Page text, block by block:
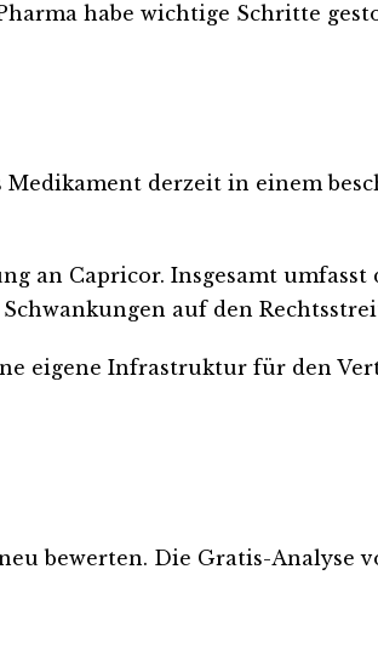
habe wichtige Schritte
derzeit in einem
an Capricor. Insgesamt umfasst
auf den
eigene Infrastruktur für den
bewerten. Die Gratis-Analyse